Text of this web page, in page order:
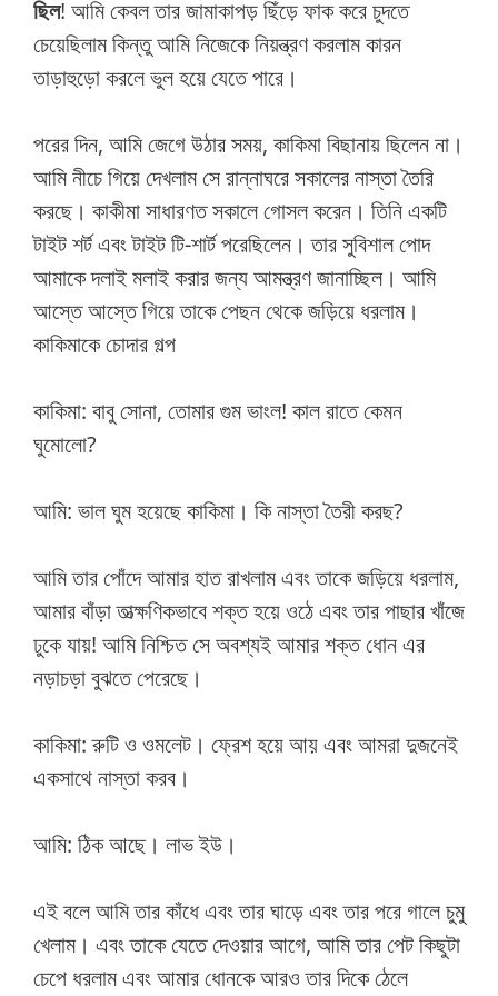
ছিল! আমি কেবল তার জামাকাপড় ছিঁড়ে ফাক করে চুদতে
চেয়েছিলাম কিন্তু আমি নিজেকে নিয়ন্ত্রণ করলাম কারন
তাড়াহুড়ো করলে ভুল হয়ে যেতে পারে।
পরের দিন, আমি জেগে উঠার সময়, কাকিমা বিছানায় ছিলেন না।
আমি নীচে গিয়ে দেখলাম সে রান্নাঘরে সকালের নাস্তা তৈরি
করছে। কাকীমা সাধারণত সকালে গোসল করেন। তিনি একটি
টাইট শর্ট এবং টাইট টি-শার্ট পরেছিলেন। তার সুবিশাল পোদ
আমাকে দলাই মলাই করার জন্য আমন্ত্রণ জানাচ্ছিল। আমি
আস্তে আস্তে গিয়ে তাকে পেছন থেকে জড়িয়ে ধরলাম।
কাকিমাকে চোদার গল্প
কাকিমা: বাবু সোনা, তোমার গুম ভাংল! কাল রাতে কেমন
ঘুমোলো?
আমি: ভাল ঘুম হয়েছে কাকিমা। কি নাস্তা তৈরী করছ?
আমি তার পোঁদে আমার হাত রাখলাম এবং তাকে জড়িয়ে ধরলাম,
আমার বাঁড়া তাত্ক্ষণিকভাবে শক্ত হয়ে ওঠে এবং তার পাছার খাঁজে
ঢুকে যায়! আমি নিশ্চিত সে অবশ্যই আমার শক্ত ধোন এর
নড়াচড়া বুঝতে পেরেছে।
কাকিমা: রুটি ও ওমলেট। ফ্রেশ হয়ে আয় এবং আমরা দুজনেই
একসাথে নাস্তা করব।
আমি: ঠিক আছে। লাভ ইউ।
এই বলে আমি তার কাঁধে এবং তার ঘাড়ে এবং তার পরে গালে চুমু
খেলাম। এবং তাকে যেতে দেওয়ার আগে, আমি তার পেট কিছুটা
চেপে ধরলাম এবং আমার ধোনকে আরও তার দিকে ঠেলে